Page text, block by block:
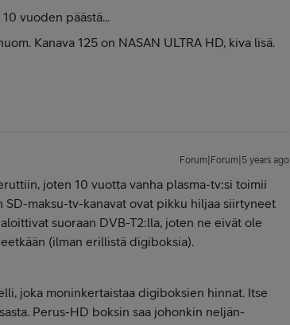
vuoden päästä...
Kanava 125 on NASAN ULTRA HD, kiva lisä.
Forum|Forum|5 years ago
joten 10 vuotta vanha plasma-tv:si toimii
SD-maksu-tv-kanavat ovat pikku hiljaa siirtyneet
suoraan DVB-T2:lla, joten ne eivät ole
(ilman erillistä digiboksia).
joka moninkertaistaa digiboksien hinnat. Itse
Perus-HD boksin saa johonkin neljän-